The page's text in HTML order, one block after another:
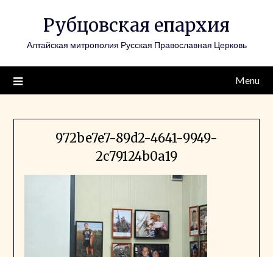
Рубцовская епархия
Алтайская митрополия Русская Православная Церковь
Menu
972be7e7-89d2-4641-9949-
2c79124b0a19